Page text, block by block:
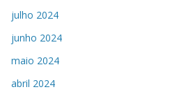
julho 2024
junho 2024
maio 2024
abril 2024